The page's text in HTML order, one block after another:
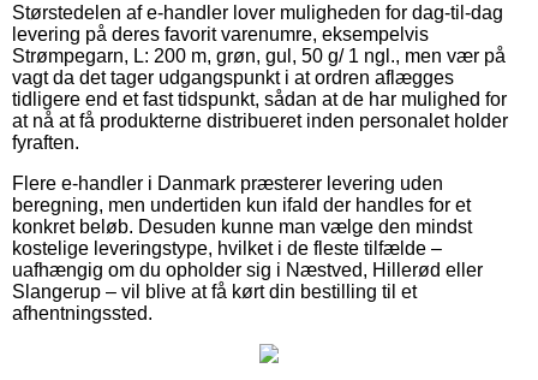
Størstedelen af e-handler lover muligheden for dag-til-dag
levering på deres favorit varenumre, eksempelvis
Strømpegarn, L: 200 m, grøn, gul, 50 g/ 1 ngl., men vær på
vagt da det tager udgangspunkt i at ordren aflægges
tidligere end et fast tidspunkt, sådan at de har mulighed for
at nå at få produkterne distribueret inden personalet holder
fyraften.
Flere e-handler i Danmark præsterer levering uden
beregning, men undertiden kun ifald der handles for et
konkret beløb. Desuden kunne man vælge den mindst
kostelige leveringstype, hvilket i de fleste tilfælde –
uafhængig om du opholder sig i Næstved, Hillerød eller
Slangerup – vil blive at få kørt din bestilling til et
afhentningssted.